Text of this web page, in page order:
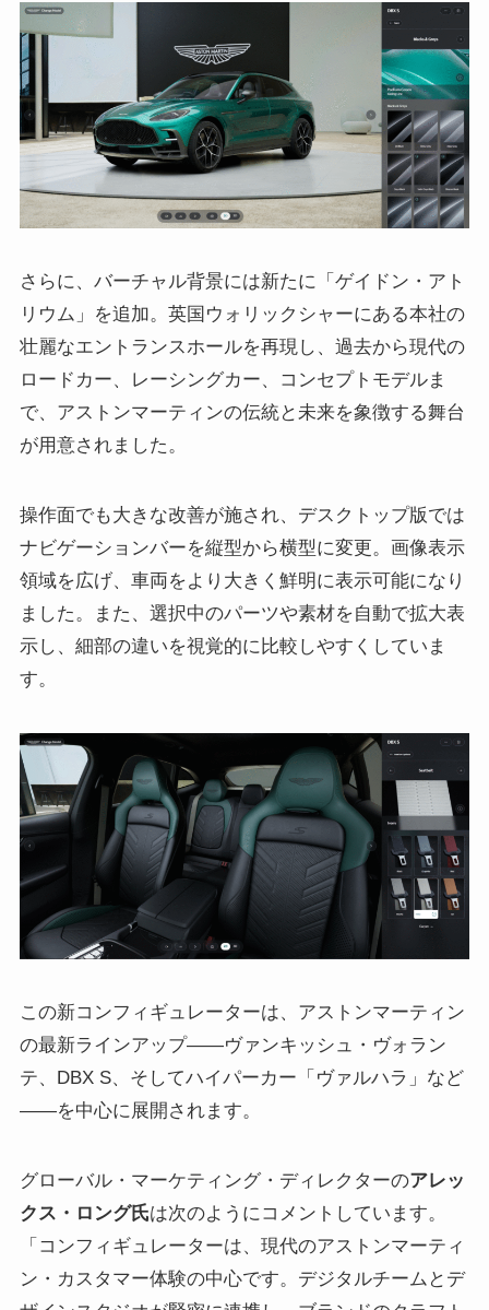
さらに、バーチャル背景には新たに「ゲイドン・アト
リウム」を追加。英国ウォリックシャーにある本社の
壮麗なエントランスホールを再現し、過去から現代の
ロードカー、レーシングカー、コンセプトモデルま
で、アストンマーティンの伝統と未来を象徴する舞台
が用意されました。
操作面でも大きな改善が施され、デスクトップ版では
ナビゲーションバーを縦型から横型に変更。画像表示
領域を広げ、車両をより大きく鮮明に表示可能になり
ました。また、選択中のパーツや素材を自動で拡大表
示し、細部の違いを視覚的に比較しやすくしていま
す。
この新コンフィギュレーターは、アストンマーティン
の最新ラインアップ――ヴァンキッシュ・ヴォラン
テ、DBX S、そしてハイパーカー「ヴァルハラ」など
――を中心に展開されます。
グローバル・マーケティング・ディレクターのアレッ
クス・ロング氏は次のようにコメントしています。
「コンフィギュレーターは、現代のアストンマーティ
ン・カスタマー体験の中心です。デジタルチームとデ